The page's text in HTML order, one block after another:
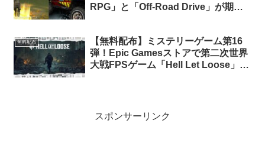
RPG」と「Off-Road Drive」が期間
無料配布
【無料配布】ミステリーゲーム第16
弾！Epic Gamesストアで第二次世界
大戦FPSゲーム「Hell Let Loose」が
スポンサーリンク